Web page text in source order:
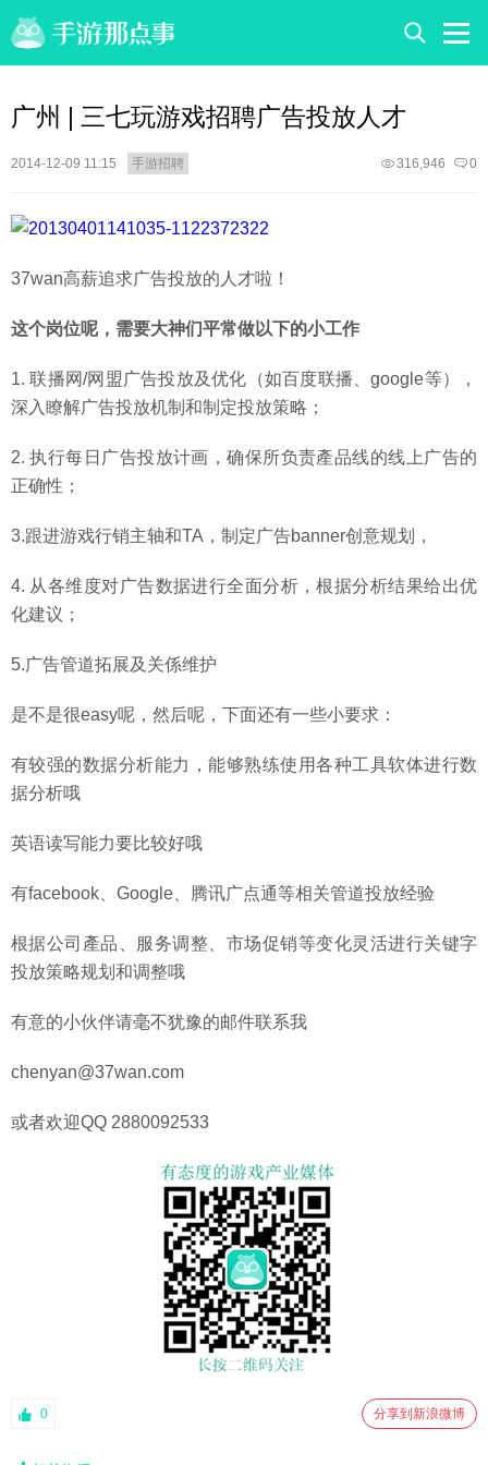
广州 | 三七玩游戏招聘广告投放人才
2014-12-09 11:15 手游招聘 0
316,946
37wan高薪追求广告投放的人才啦！
这个岗位呢，需要大神们平常做以下的小工作
1. 联播网/网盟广告投放及优化（如百度联播、google等），
深入瞭解广告投放机制和制定投放策略；
2. 执行每日广告投放计画，确保所负责產品线的线上广告的
正确性；
3.跟进游戏行销主轴和TA，制定广告banner创意规划，
4. 从各维度对广告数据进行全面分析，根据分析结果给出优
化建议；
5.广告管道拓展及关係维护
是不是很easy呢，然后呢，下面还有一些小要求：
有较强的数据分析能力，能够熟练使用各种工具软体进行数
据分析哦
英语读写能力要比较好哦
有facebook、Google、腾讯广点通等相关管道投放经验
根据公司產品、服务调整、市场促销等变化灵活进行关键字
投放策略规划和调整哦
有意的小伙伴请毫不犹豫的邮件联系我
chenyan@37wan.com
或者欢迎QQ 2880092533
0 分享到新浪微博